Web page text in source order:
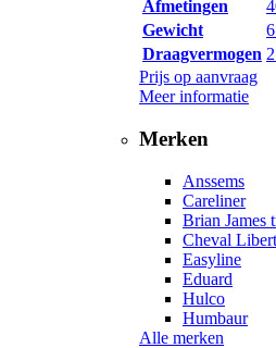
Afmetingen
Gewicht
Draagvermogen
Prijs op aanvraag
Meer informatie
Merken
Anssems
Careliner
Brian James
Cheval
Easyline
Eduard
Hulco
Humbaur
Alle merken